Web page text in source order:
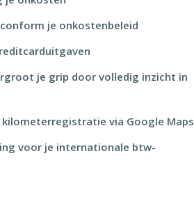
je onkostenbeleid
je grip door volledig inzicht in
kilometerregistratie via Google Maps
voor je internationale btw-